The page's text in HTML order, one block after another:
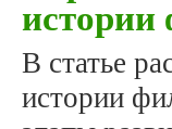
В статье
истории